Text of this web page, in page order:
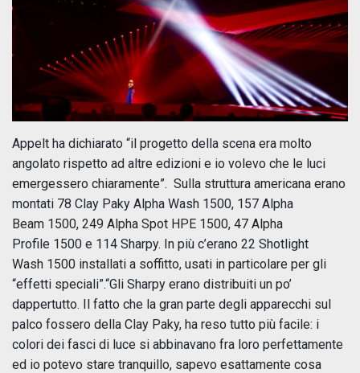
Appelt ha dichiarato “il progetto della scena era molto
angolato rispetto ad altre edizioni e io volevo che le luci
emergessero chiaramente”. Sulla struttura americana erano
montati 78 Clay Paky Alpha Wash 1500, 157 Alpha
Beam 1500, 249 Alpha Spot HPE 1500, 47 Alpha
Profile 1500 e 114 Sharpy. In più c’erano 22 Shotlight
Wash 1500 installati a soffitto, usati in particolare per gli
“effetti speciali”.“Gli Sharpy erano distribuiti un po’
dappertutto. Il fatto che la gran parte degli apparecchi sul
palco fossero della Clay Paky, ha reso tutto più facile: i
colori dei fasci di luce si abbinavano fra loro perfettamente
ed io potevo stare tranquillo, sapevo esattamente cosa